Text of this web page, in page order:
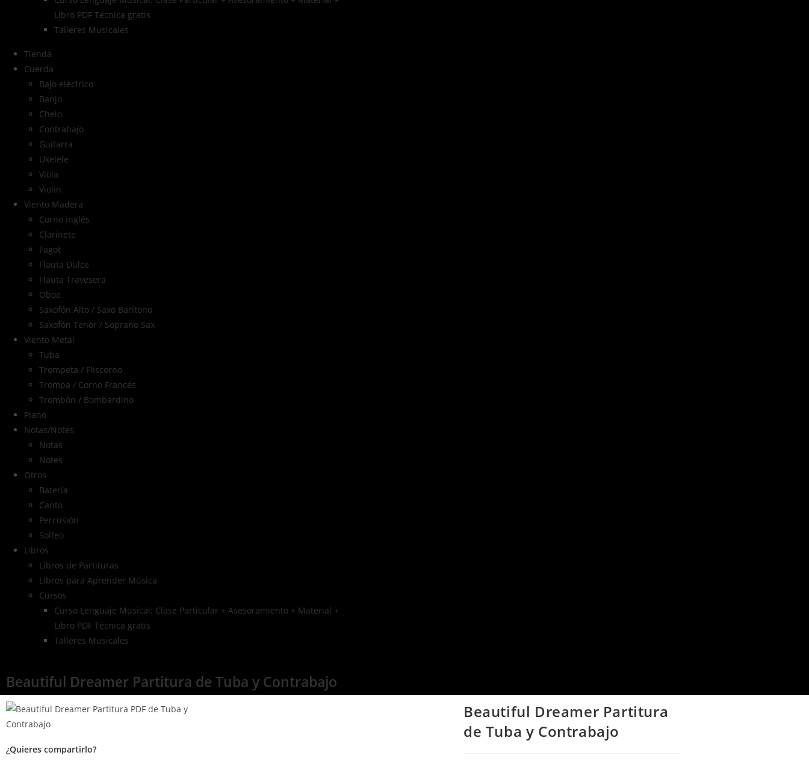
Libro PDF Técnica gratis
Talleres Musicales
Tienda
Cuerda
Bajo eléctrico
Banjo
Chelo
Contrabajo
Guitarra
Ukelele
Viola
Violín
Viento Madera
Corno inglés
Clarinete
Fagot
Flauta Dulce
Flauta Travesera
Oboe
Saxofón Alto / Saxo Barítono
Saxofón Tenor / Soprano Sax
Viento Metal
Tuba
Trompeta / Fliscorno
Trompa / Corno Francés
Trombón / Bombardino
Piano
Notas/Notes
Notas
Notes
Otros
Batería
Canto
Percusión
Solfeo
Libros
Libros de Partituras
Libros para Aprender Música
Cursos
Curso Lenguaje Musical: Clase Particular + Asesoramiento + Material +
Libro PDF Técnica gratis
Talleres Musicales
Beautiful Dreamer Partitura de Tuba y Contrabajo
¿Quieres compartirlo?
Beautiful Dreamer Partitura
de Tuba y Contrabajo